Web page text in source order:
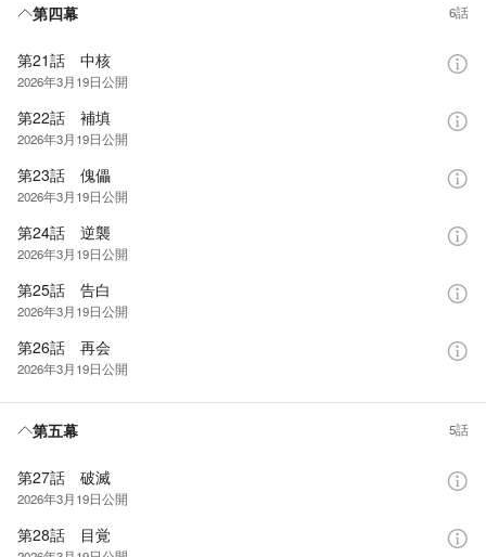
第四幕 6話
第21話 中核
2026年3月19日公開
第22話 補填
2026年3月19日公開
第23話 傀儡
2026年3月19日公開
第24話 逆襲
2026年3月19日公開
第25話 告白
2026年3月19日公開
第26話 再会
2026年3月19日公開
第五幕 5話
第27話 破滅
2026年3月19日公開
第28話 目覚